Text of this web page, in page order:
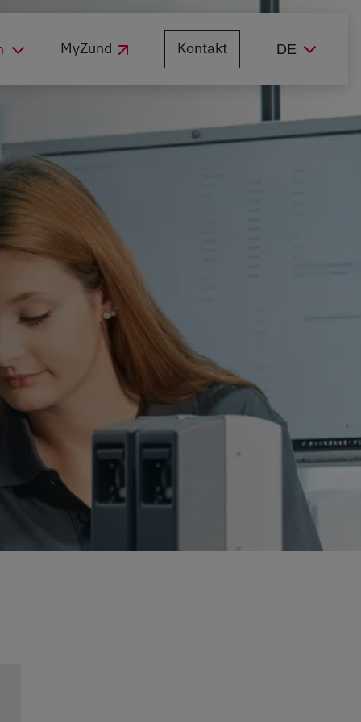
MyZund Kontakt